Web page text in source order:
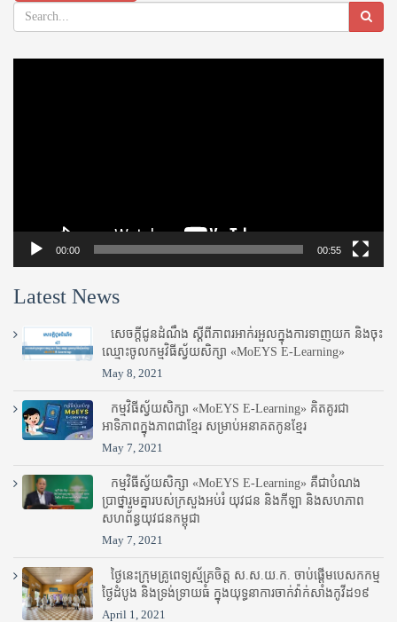
00:00 00:55
Latest News
សេចក្តីជូនដំណឹង ស្តី​ពីភាព​រអាក់រអួល​ក្នុងការ​ទាញ​យក និង​ចុះ​
ឈ្មោះ​ចូល​កម្មវិធី​ស្វ័យសិក្សា «MoEYS E-Learning»
May 8, 2021
កម្មវិធីស្វ័យសិក្សា «MoEYS E-Learning» គិតគូរជា
អាទិភាពក្នុងភាពជាខ្មែរ សម្រាប់អនាគតកូនខ្មែរ
May 7, 2021
កម្មវិធីស្វ័យសិក្សា «MoEYS E-Learning» គឺជាបំណង
ប្រាថ្នារួមគ្នារបស់ក្រសួងអប់រំ​ យុវជន និងកីឡា និងសហភាព
សហព័ន្ធយុវជនកម្ពុជា
May 7, 2021
ថ្ងៃនេះក្រុមគ្រូពេទ្យស្ម័គ្រចិត្ត ស.ស.យ.ក. ចាប់ផ្តើមបេសកកម្ម
ថ្ងៃដំបូង និងទ្រង់ទ្រាយធំ ក្នុងយុទ្ធនាការចាក់វ៉ាក់សាំងកូវីដ១៩
April 1, 2021